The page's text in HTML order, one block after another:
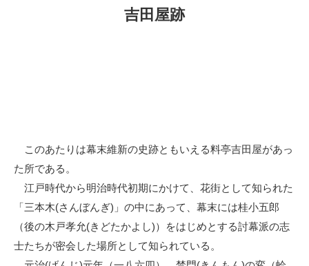
吉田屋跡
このあたりは幕末維新の史跡ともいえる料亭吉田屋があっ
た所である。
江戸時代から明治時代初期にかけて、花街として知られた
「三本木(さんぼんぎ)」の中にあって、幕末には桂小五郎
（後の木戸孝允(きどたかよし)）をはじめとする討幕派の志
士たちが密会した場所として知られている。